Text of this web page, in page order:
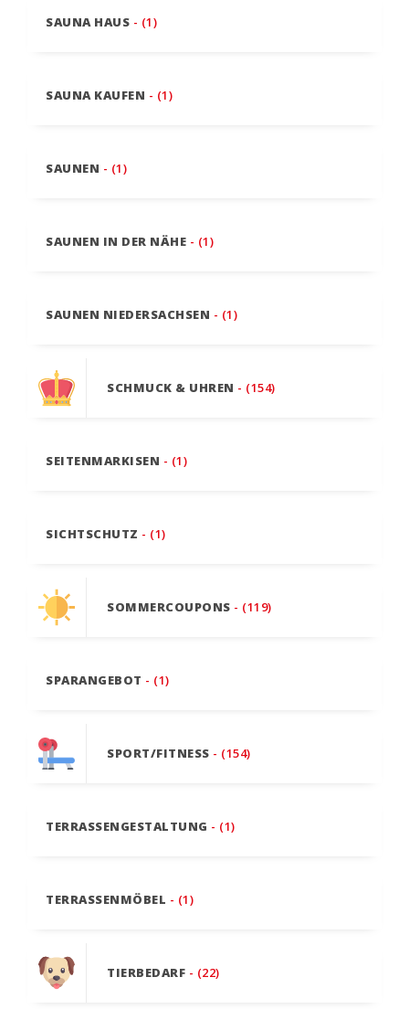
SAUNA HAUS - (1)
SAUNA KAUFEN - (1)
SAUNEN - (1)
SAUNEN IN DER NÄHE - (1)
SAUNEN NIEDERSACHSEN - (1)
SCHMUCK & UHREN - (154)
SEITENMARKISEN - (1)
SICHTSCHUTZ - (1)
SOMMERCOUPONS - (119)
SPARANGEBOT - (1)
SPORT/FITNESS - (154)
TERRASSENGESTALTUNG - (1)
TERRASSENMÖBEL - (1)
TIERBEDARF - (22)